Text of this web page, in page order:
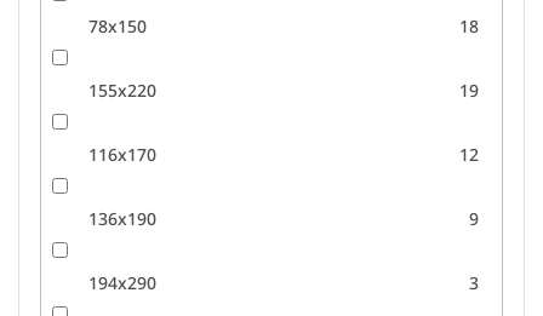
78x150 18
155x220 19
116x170 12
136x190 9
194x290 3